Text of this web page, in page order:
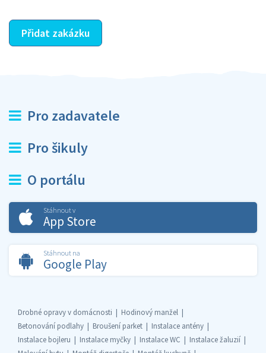
Přidat zakázku
Pro zadavatele
Pro šikuly
O portálu
Stáhnout v
App Store
Stáhnout na
Google Play
Drobné opravy v domácnosti
Hodinový manžel
Betonování podlahy
Broušení parket
Instalace antény
Instalace bojleru
Instalace myčky Instalace WC
Instalace žaluzií